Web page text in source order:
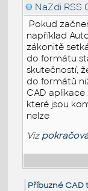
NaZdi RSS
Pokud
například
zákonitě
do formátu
skutečností,
do formátů
CAD
které jsou
nelze
Viz
Příbuzné CAD